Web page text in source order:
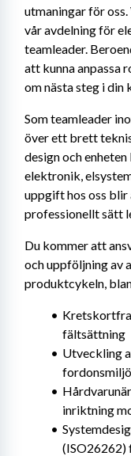
utmaningar för
vår avdelning för
teamleader.
att kunna anpassa
om nästa steg i
Som teamleader
över ett brett
design och
elektronik,
uppgift hos oss
professionellt sätt
Du kommer att
och uppföljning av
produktcykeln,
fältsättning
Utveckling
fordonsmiljö
inriktning
(ISO26262)